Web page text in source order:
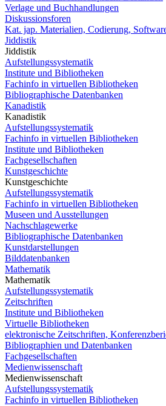
Verlage und Buchhandlungen
Diskussionsforen
Kat. jap. Materialien, Codierung,
Jiddistik
Jiddistik
Aufstellungssystematik
Institute und Bibliotheken
Fachinfo in virtuellen Bibliotheken
Bibliographische Datenbanken
Kanadistik
Kanadistik
Aufstellungssystematik
Fachinfo in virtuellen Bibliotheken
Institute und Bibliotheken
Fachgesellschaften
Kunstgeschichte
Kunstgeschichte
Aufstellungssystematik
Fachinfo in virtuellen Bibliotheken
Museen und Ausstellungen
Nachschlagewerke
Bibliographische Datenbanken
Kunstdarstellungen
Bilddatenbanken
Mathematik
Mathematik
Aufstellungssystematik
Zeitschriften
Institute und Bibliotheken
Virtuelle Bibliotheken
elektronische Zeitschriften,
Bibliographien und Datenbanken
Fachgesellschaften
Medienwissenschaft
Medienwissenschaft
Aufstellungssystematik
Fachinfo in virtuellen Bibliotheken